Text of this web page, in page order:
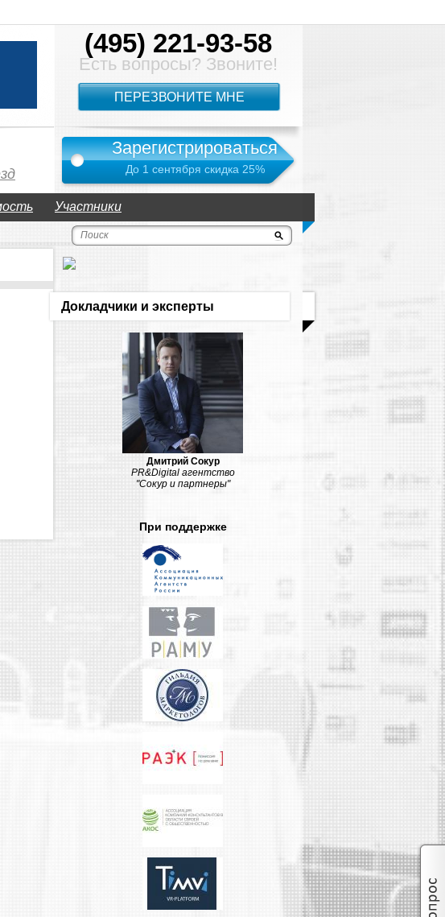
(495) 221-93-58
Есть вопросы? Звоните!
Зарегистрироваться
До 1 сентября скидка 25%
ПЕРЕЗВОНИТЕ МНЕ
Участники
Докладчики и эксперты
Лилия Глазова
PR News
При поддержке